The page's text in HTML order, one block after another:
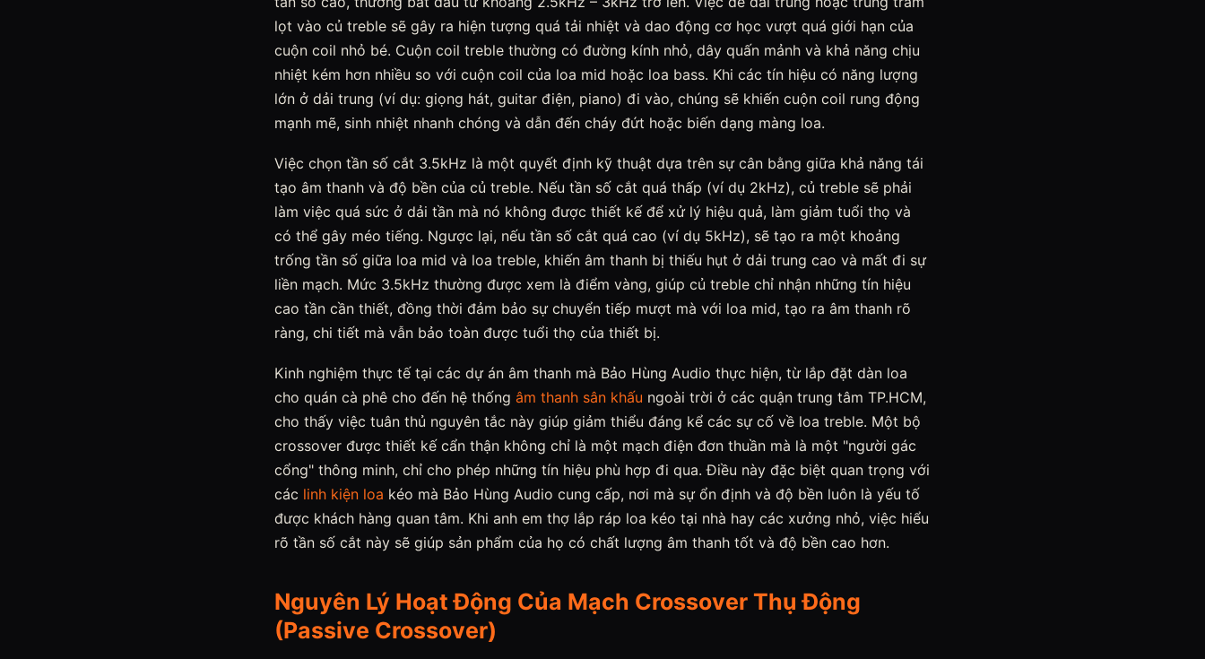
lọt vào củ treble sẽ gây ra hiện tượng quá tải nhiệt và dao động cơ học vượt quá giới hạn của
cuộn coil nhỏ bé. Cuộn coil treble thường có đường kính nhỏ, dây quấn mảnh và khả năng chịu
nhiệt kém hơn nhiều so với cuộn coil của loa mid hoặc loa bass. Khi các tín hiệu có năng lượng
lớn ở dải trung (ví dụ: giọng hát, guitar điện, piano) đi vào, chúng sẽ khiến cuộn coil rung động
mạnh mẽ, sinh nhiệt nhanh chóng và dẫn đến cháy đứt hoặc biến dạng màng loa.
Việc chọn tần số cắt 3.5kHz là một quyết định kỹ thuật dựa trên sự cân bằng giữa khả năng tái
tạo âm thanh và độ bền của củ treble. Nếu tần số cắt quá thấp (ví dụ 2kHz), củ treble sẽ phải
làm việc quá sức ở dải tần mà nó không được thiết kế để xử lý hiệu quả, làm giảm tuổi thọ và
có thể gây méo tiếng. Ngược lại, nếu tần số cắt quá cao (ví dụ 5kHz), sẽ tạo ra một khoảng
trống tần số giữa loa mid và loa treble, khiến âm thanh bị thiếu hụt ở dải trung cao và mất đi sự
liền mạch. Mức 3.5kHz thường được xem là điểm vàng, giúp củ treble chỉ nhận những tín hiệu
cao tần cần thiết, đồng thời đảm bảo sự chuyển tiếp mượt mà với loa mid, tạo ra âm thanh rõ
ràng, chi tiết mà vẫn bảo toàn được tuổi thọ của thiết bị.
Kinh nghiệm thực tế tại các dự án âm thanh mà Bảo Hùng Audio thực hiện, từ lắp đặt dàn loa
cho quán cà phê cho đến hệ thống âm thanh sân khấu ngoài trời ở các quận trung tâm TP.HCM,
cho thấy việc tuân thủ nguyên tắc này giúp giảm thiểu đáng kể các sự cố về loa treble. Một bộ
crossover được thiết kế cẩn thận không chỉ là một mạch điện đơn thuần mà là một "người gác
cổng" thông minh, chỉ cho phép những tín hiệu phù hợp đi qua. Điều này đặc biệt quan trọng với
các linh kiện loa kéo mà Bảo Hùng Audio cung cấp, nơi mà sự ổn định và độ bền luôn là yếu tố
được khách hàng quan tâm. Khi anh em thợ lắp ráp loa kéo tại nhà hay các xưởng nhỏ, việc hiểu
rõ tần số cắt này sẽ giúp sản phẩm của họ có chất lượng âm thanh tốt và độ bền cao hơn.
Nguyên Lý Hoạt Động Của Mạch Crossover Thụ Động
(Passive Crossover)